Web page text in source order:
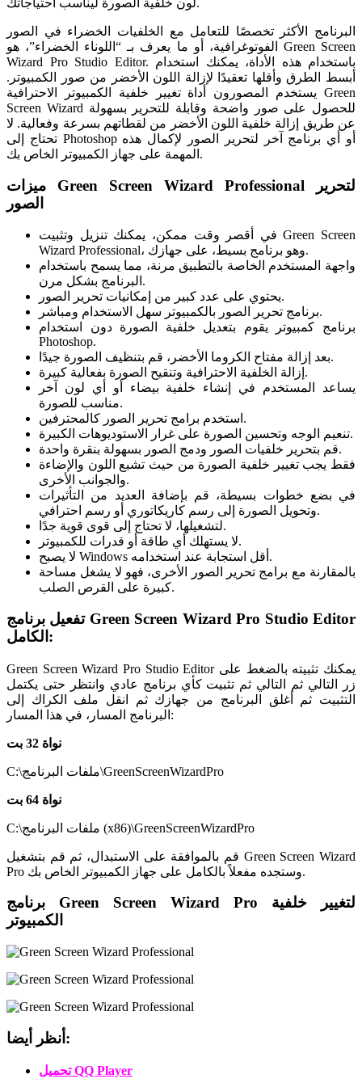
البرنامج الأكثر تخصصًا للتعامل مع الخلفيات الخضراء في الصور
الفوتوغرافية، أو ما يعرف بـ “اللوناء الخضراء”، هو Green Screen
Wizard Pro Studio Editor. باستخدام هذه الأداة، يمكنك استخدام
أبسط الطرق وأقلها تعقيدًا لإزالة اللون الأخضر من صور الكمبيوتر.
يستخدم المصورون أداة تغيير خلفية الكمبيوتر الاحترافية Green
Screen Wizard للحصول على صور واضحة وقابلة للتحرير بسهولة
عن طريق إزالة خلفية اللون الأخضر من لقطاتهم بسرعة وفعالية. لا
تحتاج إلى Photoshop أو أي برنامج آخر لتحرير الصور لإكمال هذه
المهمة على جهاز الكمبيوتر الخاص بك.
ميزات Green Screen Wizard Professional لتحرير
الصور
في أقصر وقت ممكن، يمكنك تنزيل وتثبيت Green Screen
Wizard Professional، وهو برنامج بسيط، على جهازك.
واجهة المستخدم الخاصة بالتطبيق مرنة، مما يسمح باستخدام
البرنامج بشكل مرن.
يحتوي على عدد كبير من إمكانيات تحرير الصور.
برنامج تحرير الصور بالكمبيوتر سهل الاستخدام ومباشر.
برنامج كمبيوتر يقوم بتعديل خلفية الصورة دون استخدام
Photoshop.
بعد إزالة مفتاح الكروما الأخضر، قم بتنظيف الصورة جيدًا.
إزالة الخلفية الاحترافية وتنقيح الصورة بفعالية كبيرة.
يساعد المستخدم في إنشاء خلفية بيضاء أو أي لون آخر
مناسب للصورة.
استخدم برامج تحرير الصور كالمحترفين.
تنعيم الوجه وتحسين الصورة على غرار الاستوديوهات الكبيرة.
قم بتحرير خلفيات الصور ودمج الصور بسهولة بنقرة واحدة.
فقط يجب تغيير خلفية الصورة من حيث تشبع اللون والإضاءة
والجوانب الأخرى.
في بضع خطوات بسيطة، قم بإضافة العديد من التأثيرات
وتحويل الصورة إلى رسم كاريكاتوري أو رسم احترافي.
لتشغيلها، لا تحتاج إلى قوى قوية جدًا.
لا يستهلك أي طاقة أو قدرات للكمبيوتر.
لا يصبح Windows أقل استجابة عند استخدامه.
بالمقارنة مع برامج تحرير الصور الأخرى، فهو لا يشغل مساحة
كبيرة على القرص الصلب.
تفعيل برنامج Green Screen Wizard Pro Studio Editor
الكامل:
Green Screen Wizard Pro Studio Editor يمكنك تثبيته بالضغط على
زر التالي ثم التالي ثم تثبيت كأي برنامج عادي وانتظر حتى يكتمل
التثبيت ثم أغلق البرنامج من جهازك ثم انقل ملف الكراك إلى
البرنامج المسار، في هذا المسار:
نواة 32 بت
C:\ملفات البرنامج\GreenScreenWizardPro
نواة 64 بت
C:\ملفات البرنامج (x86)\GreenScreenWizardPro
قم بالموافقة على الاستبدال، ثم قم بتشغيل Green Screen Wizard
Pro وستجده مفعلاً بالكامل على جهاز الكمبيوتر الخاص بك.
برنامج Green Screen Wizard Pro لتغيير خلفية
الكمبيوتر
أنظر أيضا:
تحميل QQ Player